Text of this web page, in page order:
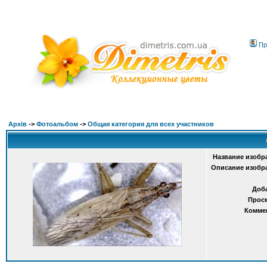
Архів -> Фотоальбом -> Общая категория для всех участников
Название
Описание